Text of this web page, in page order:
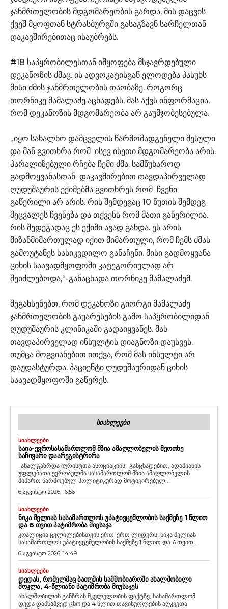
ჯანმრთელობის მდგომარეობის გარდა, მის დაცვის
ქვეშ მყოფთან სტრასბურგში გასაგზავნ სარჩელთან
დაკავშირებითაც ისაუბრებს.
#18 საპყრობილესთან იმყოფება მსჯავრდებული
დეკანოზის ძმაც. ის ადვოკატისგან ელოდება პასუხს
მისი ძმის ჯანმრთელობის თაობაზე. როგორც
თორნიკე მამალაძე აცხადებს, მას აქვს ინფორმაცია,
რომ დეკანოზის მდგომარეობა არ გაუმჯობესებულა.
„იყო სახალხო დამცველის წარმომადგენელი შესული
და მან გვითხრა რომ ისევ ისეთი მდგომარეობა არის.
პარალიზებული რჩება ჩემი ძმა. სამწუხაროდ
გადმოყვანასთან დაკავშირებით თავდაპირველად
ღუდუშაურის ექიმებმა გვითხრეს რომ ჩვენი
გაწერილი არ არის. რის შემდეგაც 10 წუთის შემდეგ
შეცვალეს ჩვენება და თქვენს რომ მათი გაწერილია.
რის შედეგადაც ეს ექიმი ავად გახდა. ეს არის
მიზანმიმართულად იქით მიმართული, რომ ჩემს ძმას
გამოუტანეს სასიკვდილო განაჩენი. მისი გადმოყვანა
ციხის საავადმყოფოში კატეგორიულად არ
შეიძლებოდა,“-განაცხადა თორნიკე მამალაძემ.
შეგახსენებთ, რომ დეკანოზი გიორგი მამალაძე
ჯანმრთელობის გაუარესების გამო საპყრობილიდან
ღუდუშაურის კლინიკაში გადაიყვანეს. მას
თავდაპირველად ინსულტის დიაგნოზი დაუსვეს.
თუმცა მოგვიანებით ითქვა, რომ მას ინსულტი არ
დაუდასტურდა. პაციენტი ღუდუშაურიდან ციხის
საავადმყოფოში გაწერეს.
ᲡᲘᲐᲮᲚᲔᲔᲑᲘ
ᲡᲘᲐᲮᲚᲔᲔᲑᲘ
ᲡᲐᲘᲐ-ᲔᲕᲠᲝᲡᲐᲡᲐᲛᲐᲠᲗᲚᲝᲛ ᲛᲖᲘᲐ ᲐᲛᲐᲦᲚᲝᲑᲔᲚᲘᲡ ᲛᲔᲝᲗᲮᲔ
ᲡᲐᲩᲘᲕᲐᲠᲘ ᲓᲐᲐᲠᲔᲒᲘᲡᲢᲠᲘᲠᲐ
„ახალგაზრდა იურისტთა ასოციაციის“ განცხადებით, ადამიანის
უფლებათა ევროპულმა სასამართლომ მზია ამაღლობელის
მიმართ წარმოებულ პოლიტიკურად მოტივირებულ...
6 აგვისტო 2026, 16:56
ᲡᲘᲐᲮᲚᲔᲔᲑᲘ
ᲜᲘᲙᲐ ᲛᲔᲚᲘᲐᲡ ᲡᲐᲡᲐᲛᲐᲠᲗᲚᲝᲡ ᲣᲞᲐᲢᲘᲕᲪᲔᲛᲚᲝᲑᲘᲡ ᲡᲐᲥᲛᲔᲖᲔ 1 ᲬᲚᲘᲗ
ᲓᲐ 6 ᲗᲕᲘᲗ ᲞᲐᲢᲘᲛᲠᲝᲑᲐ ᲛᲘᲔᲡᲐᲯᲐ
კოალიცია ცვლილებისთვის ერთ-ერთ ლიდერს, ნიკა მელიას
სასამართლოს უპატივცემულობის საქმეზე 1 წლით და 6 თვით...
6 აგვისტო 2026, 14:49
ᲡᲘᲐᲮᲚᲔᲔᲑᲘ
ᲓᲔᲓᲐᲡ, ᲠᲝᲛᲔᲚᲛᲐᲪ ᲑᲐᲗᲣᲛᲘᲡ ᲡᲐᲛᲨᲝᲑᲘᲐᲠᲝᲨᲘ ᲐᲮᲐᲚᲨᲝᲑᲘᲚᲘ
ᲛᲝᲙᲚᲐ, 4-ᲬᲚᲘᲐᲜᲘ ᲞᲐᲢᲘᲛᲠᲝᲑᲐ ᲛᲘᲣᲡᲐᲯᲔᲡ
ახალშობილის განზრახ მკვლელობის ფაქტზე, სასამართლომ
დედა დამნაშვედ ცნო და 4 წლით თავისუფლების აღკვეთა